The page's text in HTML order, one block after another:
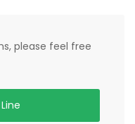
please feel free